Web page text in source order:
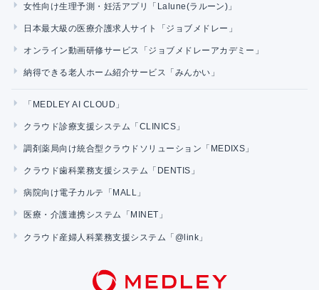
女性向け生理予測・妊活アプリ「Lalune(ラルーン)」
日本最大級の医療介護求人サイト「ジョブメドレー」
オンライン動画研修サービス「ジョブメドレーアカデミー」
納得できる老人ホーム紹介サービス「みんかい」
「MEDLEY AI CLOUD」
クラウド診療支援システム「CLINICS」
調剤薬局向け統合型クラウドソリューション「MEDIXS」
クラウド歯科業務支援システム「DENTIS」
病院向け電子カルテ「MALL」
医療・介護連携システム「MINET」
クラウド産婦人科業務支援システム「@link」